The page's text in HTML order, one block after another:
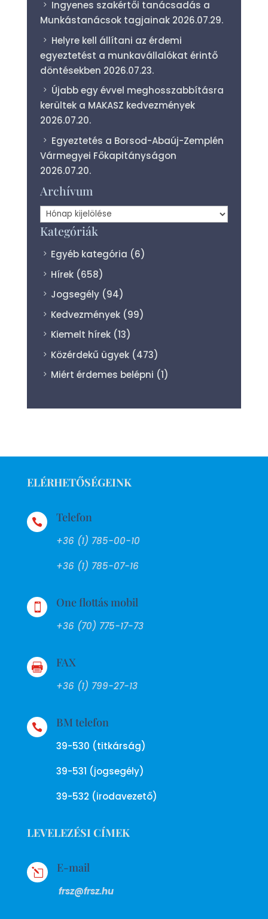
Ingyenes szakértői tanácsadás a
Munkástanácsok tagjainak 2026.07.29.
Helyre kell állítani az érdemi
egyeztetést a munkavállalókat érintő
döntésekben 2026.07.23.
Újabb egy évvel meghosszabbításra
kerültek a MAKASZ kedvezmények
2026.07.20.
Egyeztetés a Borsod-Abaúj-Zemplén
Vármegyei Főkapitányságon
2026.07.20.
Archívum
Archívum
Kategóriák
Egyéb kategória (6)
Hírek (658)
Jogsegély (94)
Kedvezmények (99)
Kiemelt hírek (13)
Közérdekű ügyek (473)
Miért érdemes belépni (1)
ELÉRHETŐSÉGEINK
 Telefon
+36 (1) 785-00-10
+36 (1) 785-07-16
 One flottás mobil
+36 (70) 775-17-73
 FAX
+36 (1) 799-27-13
 BM telefon
39-530 (titkárság)
39-531 (jogsegély)
39-532 (irodavezető)
LEVELEZÉSI CÍMEK
l E-mail
frsz@frsz.hu